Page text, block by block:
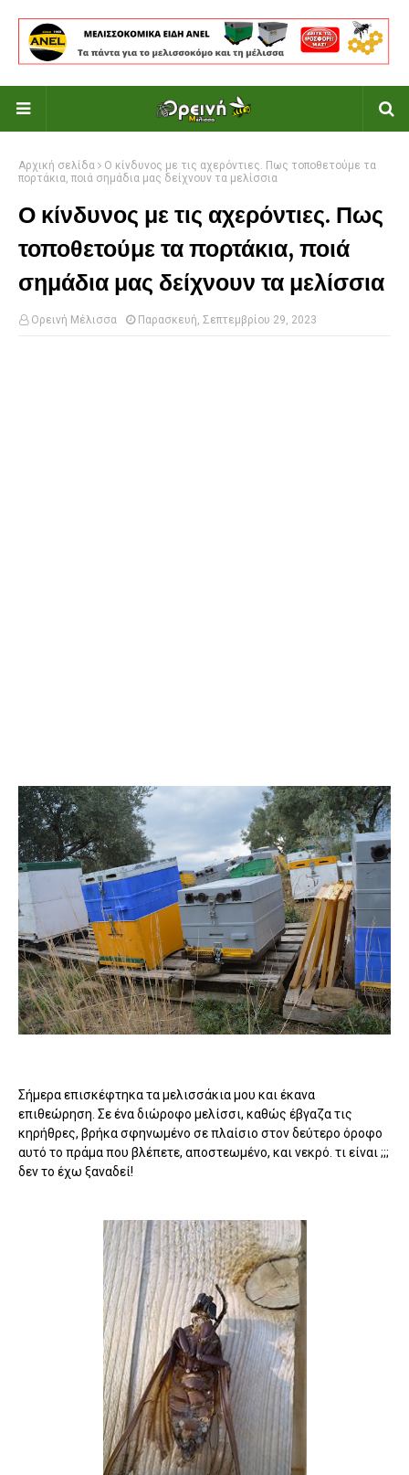
Αρχική σελίδα
Ο κίνδυνος με τις αχερόντιες. Πως τοποθετούμε τα
πορτάκια, ποιά σημάδια μας δείχνουν τα μελίσσια
Ο κίνδυνος με τις αχερόντιες. Πως
τοποθετούμε τα πορτάκια, ποιά
σημάδια μας δείχνουν τα μελίσσια
Ορεινή Μέλισσα Παρασκευή, Σεπτεμβρίου 29, 2023
Σήμερα επισκέφτηκα τα μελισσάκια μου και έκανα
επιθεώρηση. Σε ένα διώροφο μελίσσι, καθώς έβγαζα τις
κηρήθρες, βρήκα σφηνωμένο σε πλαίσιο στον δεύτερο όροφο
αυτό το πράμα που βλέπετε, αποστεωμένο, και νεκρό. τι είναι ;;;
δεν το έχω ξαναδεί!